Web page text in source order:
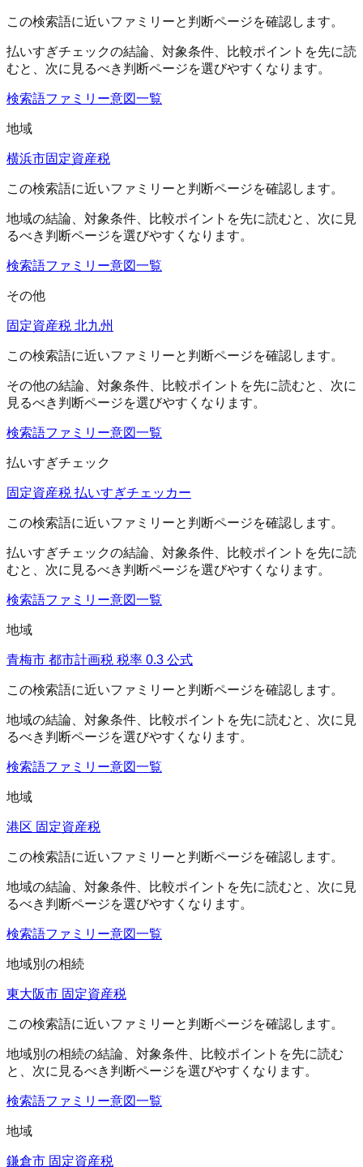
この検索語に近いファミリーと判断ページを確認します。
払いすぎチェックの結論、対象条件、比較ポイントを先に読
むと、次に見るべき判断ページを選びやすくなります。
検索語ファミリー意図一覧
地域
横浜市固定資産税
この検索語に近いファミリーと判断ページを確認します。
地域の結論、対象条件、比較ポイントを先に読むと、次に見
るべき判断ページを選びやすくなります。
検索語ファミリー意図一覧
その他
固定資産税 北九州
この検索語に近いファミリーと判断ページを確認します。
その他の結論、対象条件、比較ポイントを先に読むと、次に
見るべき判断ページを選びやすくなります。
検索語ファミリー意図一覧
払いすぎチェック
固定資産税 払いすぎチェッカー
この検索語に近いファミリーと判断ページを確認します。
払いすぎチェックの結論、対象条件、比較ポイントを先に読
むと、次に見るべき判断ページを選びやすくなります。
検索語ファミリー意図一覧
地域
青梅市 都市計画税 税率 0.3 公式
この検索語に近いファミリーと判断ページを確認します。
地域の結論、対象条件、比較ポイントを先に読むと、次に見
るべき判断ページを選びやすくなります。
検索語ファミリー意図一覧
地域
港区 固定資産税
この検索語に近いファミリーと判断ページを確認します。
地域の結論、対象条件、比較ポイントを先に読むと、次に見
るべき判断ページを選びやすくなります。
検索語ファミリー意図一覧
地域別の相続
東大阪市 固定資産税
この検索語に近いファミリーと判断ページを確認します。
地域別の相続の結論、対象条件、比較ポイントを先に読む
と、次に見るべき判断ページを選びやすくなります。
検索語ファミリー意図一覧
地域
鎌倉市 固定資産税